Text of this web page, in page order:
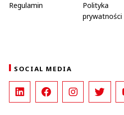
Regulamin
Polityka
prywatności
SOCIAL MEDIA